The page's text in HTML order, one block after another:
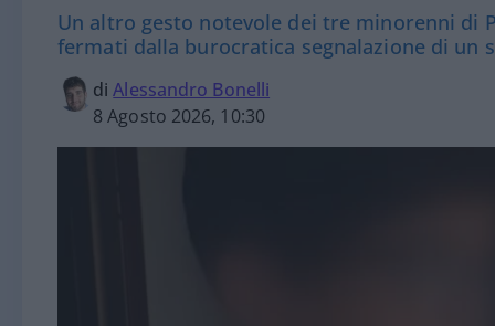
Un altro gesto notevole dei tre minorenni di
fermati dalla burocratica segnalazione di un
diAlessandro Bonelli
8 Agosto 2026, 10:30